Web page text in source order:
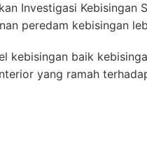
Investigasi Kebisingan
peredam kebisingan
kebisingan baik
yang ramah